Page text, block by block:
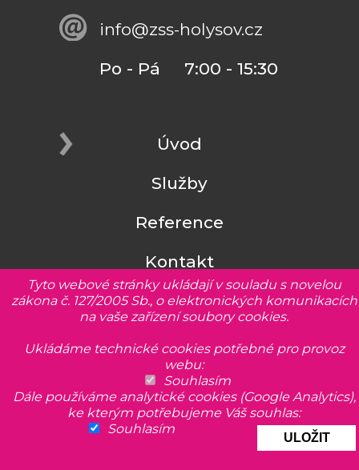
info@zss-holysov.cz
Po - Pá 7:00 - 15:30
Úvod
Služby
Reference
Kontakt
HLEDÁ SE STAVBYVEDOUCÍ
Hledáme do našeho mladého týmu kolegu na
pozici stavbyvedoucího, mistra (pozemní stavby).
Tyto webové stránky ukládají v souladu s novelou
zákona č. 127/2005 Sb., o elektronických komunikacích
na vaše zařízení soubory cookies.
Ukládáme technické cookies potřebné pro provoz
webu:
Souhlasím
Dále používáme analytické cookies (Google Analytics),
ke kterým potřebujeme Váš souhlas:
Souhlasím